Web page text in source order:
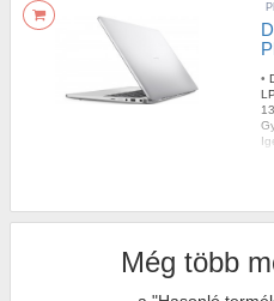
•
Még több